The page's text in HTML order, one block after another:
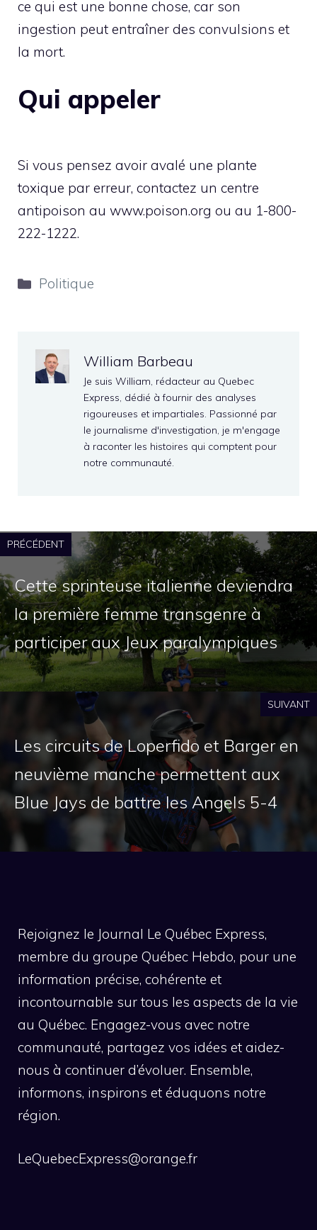
ce qui est une bonne chose, car son
ingestion peut entraîner des convulsions et
la mort.
Qui appeler
Si vous pensez avoir avalé une plante
toxique par erreur, contactez un centre
antipoison au www.poison.org ou au 1-800-
222-1222.
Catégories
Politique
William Barbeau
Je suis William, rédacteur au Quebec
Express, dédié à fournir des analyses
rigoureuses et impartiales. Passionné par
le journalisme d'investigation, je m'engage
à raconter les histoires qui comptent pour
notre communauté.
PRÉCÉDENT
Cette sprinteuse italienne deviendra
la première femme transgenre à
participer aux Jeux paralympiques
SUIVANT
Les circuits de Loperfido et Barger en
neuvième manche permettent aux
Blue Jays de battre les Angels 5-4
Rejoignez le Journal Le Québec Express,
membre du groupe Québec Hebdo, pour une
information précise, cohérente et
incontournable sur tous les aspects de la vie
au Québec. Engagez-vous avec notre
communauté, partagez vos idées et aidez-
nous à continuer d’évoluer. Ensemble,
informons, inspirons et éduquons notre
région.
LeQuebecExpress@orange.fr